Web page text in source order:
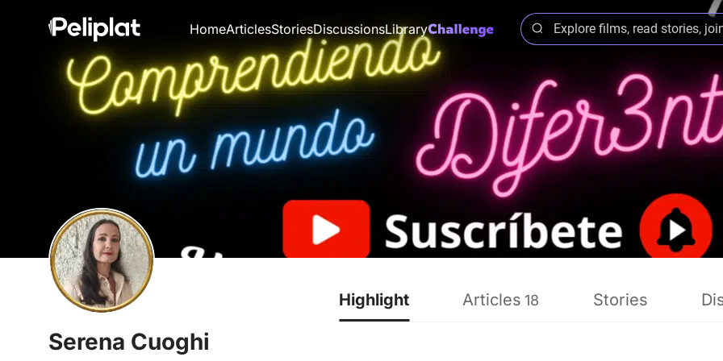
HomeArticlesStoriesDiscussionsLibrary
Serena Cuoghi
Highlight Articles 18 Stories